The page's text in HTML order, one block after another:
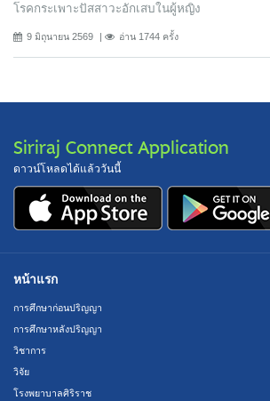
โรคกระเพาะปัสสาวะอักเสบในผู้หญิง
9 มิถุนายน 2569 อ่าน 1744 ครั้ง
Siriraj Connect Application
ดาวน์โหลดได้แล้ววันนี้
หน้าแรก
การศึกษาก่อนปริญญา
การศึกษาหลังปริญญา
วิชาการ
วิจัย
โรงพยาบาลศิริราช